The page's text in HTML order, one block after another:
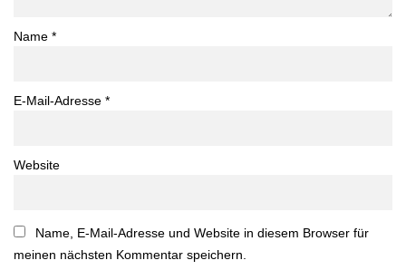
Name *
E-Mail-Adresse *
Website
Name, E-Mail-Adresse und Website in diesem Browser für
meinen nächsten Kommentar speichern.